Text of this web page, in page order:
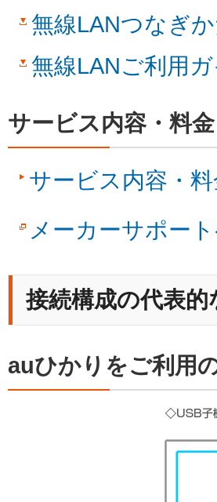
無線LANつなぎ
無線LANご利用
サービス内容・料金
サービス内容・
メーカーサポー
接続構成の代表的
auひかりをご利用